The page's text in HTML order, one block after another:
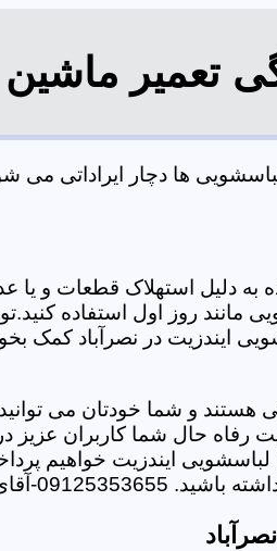
تعمیر
ها دچار ایراداتی می
دلیل استهلاک قطعات و یا
مانند روز اول استفاده
ایندزیت در نصرآباد کمک
هستند و شما خودتان می
حال شما کاربران عزیز در
ایندزیت خواهیم
آقای هاشمی